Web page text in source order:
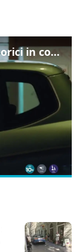
Ketticè diretto da Giovanni Tortorici in concorso al Locarno Film Festival